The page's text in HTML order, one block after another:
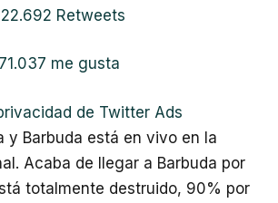
2.692 Retweets
1.037 me gusta
de Twitter Ads
y Barbuda está en vivo en la
Acaba de llegar a Barbuda por
totalmente destruido, 90% por